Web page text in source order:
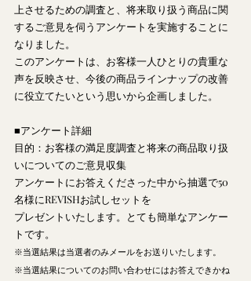
上させるための調査と、将来取り扱う商品に関
するご意見を伺うアンケートを実施することに
なりました。
このアンケートは、お客様一人ひとりの貴重な
声を反映させ、今後の商品ラインナップの改善
に役立てたいという思いから企画しました。
■アンケート詳細
目的：お客様の満足度調査と将来の商品取り扱
いについてのご意見収集
アンケートにお答えくださった中から抽選で50
名様にREVISHお試しセットを
プレゼントいたします。とても簡単なアンケー
トです。
※当選結果は当選者のみメールをお送りいたします。
※当選結果についてのお問い合わせにはお答えできかね